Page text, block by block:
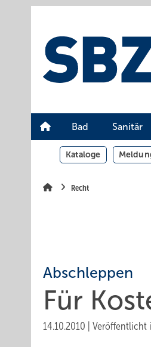
Bad Sanitär
Kataloge
Recht
Abschleppen
Für
14.10.2010 Veröffentlicht